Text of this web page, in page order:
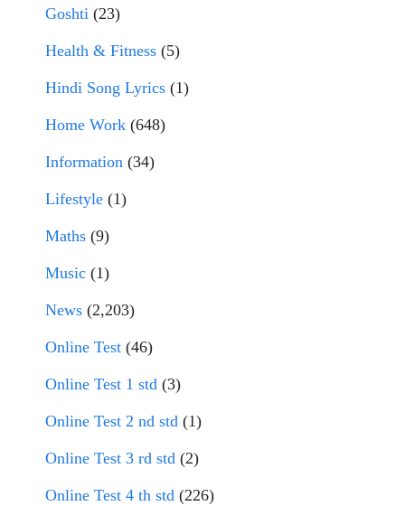
Goshti (23)
Health & Fitness (5)
Hindi Song Lyrics (1)
Home Work (648)
Information (34)
Lifestyle (1)
Maths (9)
Music (1)
News (2,203)
Online Test (46)
Online Test 1 std (3)
Online Test 2 nd std (1)
Online Test 3 rd std (2)
Online Test 4 th std (226)